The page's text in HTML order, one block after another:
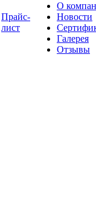
Прайс-
лист
О
Новости
Галерея
Отзывы